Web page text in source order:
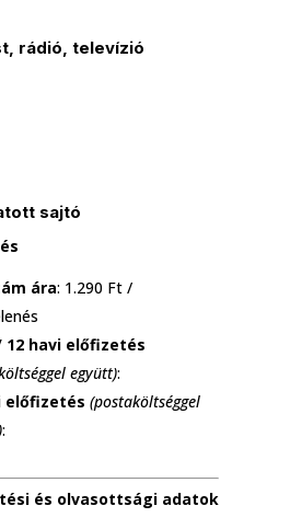
rádió, televízió
sajtó
ára: 1.290 Ft /
12 havi előfizetés
együtt):
előfizetés (postaköltséggel
:
és olvasottsági adatok